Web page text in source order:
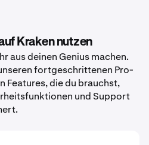
Kraken nutzen
aus deinen Genius machen.
fortgeschrittenen Pro-
Features, die du brauchst,
und Support